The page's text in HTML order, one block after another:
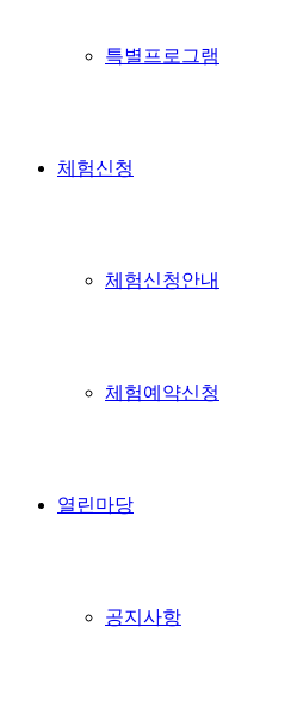
특별프로그램
체험신청
체험신청안내
체험예약신청
열린마당
공지사항